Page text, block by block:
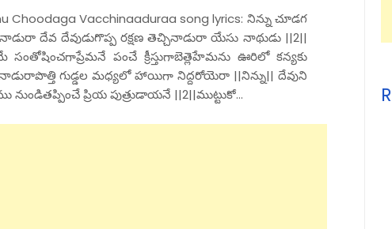
Choodaga Vacchinaaduraa song lyrics: నిన్ను చూడగ
దేవ దేవుడుగొప్ప రక్షణ తెచ్చినాడురా యేసు నాథుడు ||2||
సంతోషించగాప్రేమనే పంచే క్రీస్తుగాబెత్లెహేమను ఊరిలో కన్యకు
గుడ్డల మధ్యలో హాయిగా నిద్దరోయెరా ||నిన్ను|| దేవుని
నుండితప్పించే ప్రియ పుత్రుడాయనే ||2||ముట్టుకో…